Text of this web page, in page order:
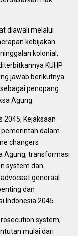
diawali melalui
kebijakan
kolonial,
KUHP
jawab berikutnya
penopang
Agung.
2045, Kejaksaan
dalam
changers
Agung, transformasi
system dan
generaal
dan
Indonesia 2045.
system,
mulai dari